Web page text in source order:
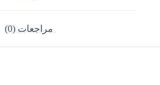
مراجعات (0)